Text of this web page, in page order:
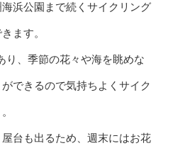
浜公園まで続くサイクリング
ます。
り、季節の花々や海を眺めな
できるので気持ちよくサイク
台も出るため、週末にはお花